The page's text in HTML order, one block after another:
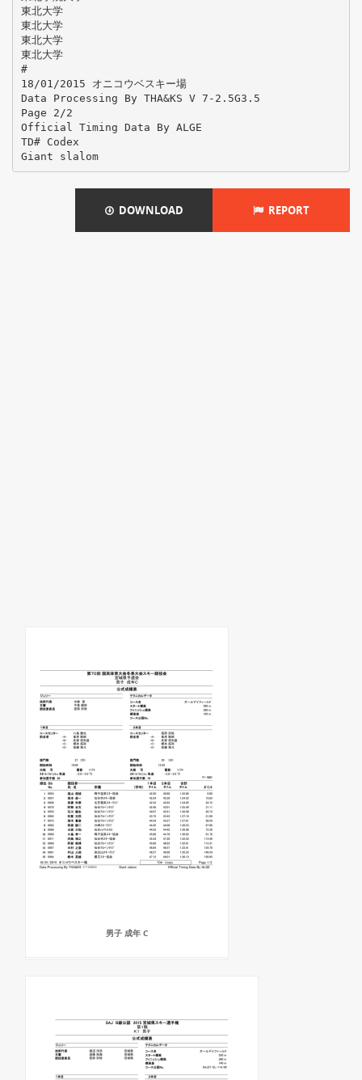
東北大学
東北大学
東北大学
東北大学
#
18/01/2015 オニコウベスキー場
Data Processing By THA&KS V 7-2.5G3.5
Page 2/2
Official Timing Data By ALGE
TD# Codex
Giant slalom
DOWNLOAD REPORT
男子 成年 C